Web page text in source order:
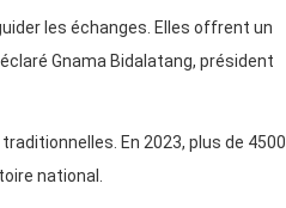
les échanges. Elles offrent un
Gnama Bidalatang, président
En 2023, plus de 4500
national.